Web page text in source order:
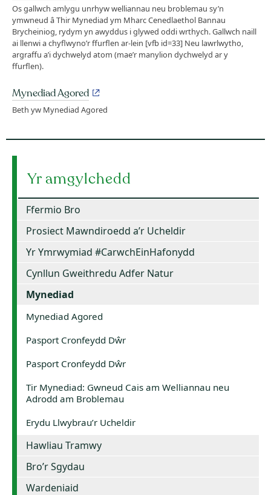
Os gallwch amlygu unrhyw welliannau neu broblemau sy’n
ymwneud â Thir Mynediad ym Mharc Cenedlaethol Bannau
Brycheiniog, rydym yn awyddus i glywed oddi wrthych. Gallwch naill
ai llenwi a chyflwyno’r ffurflen ar-lein [vfb id=33] Neu lawrlwytho,
argraffu a’i dychwelyd atom (mae’r manylion dychwelyd ar y
ffurflen).
Mynediad Agored
Beth yw Mynediad Agored
Yr amgylchedd
Ffermio Bro
Prosiect Mawndiroedd a’r Ucheldir
Yr Ymrwymiad #CarwchEinHafonydd
Cynllun Gweithredu Adfer Natur
Mynediad
Mynediad Agored
Pasport Cronfeydd Dŵr
Pasport Cronfeydd Dŵr
Tir Mynediad: Gwneud Cais am Welliannau neu
Adrodd am Broblemau
Erydu Llwybrau’r Ucheldir
Hawliau Tramwy
Bro’r Sgydau
Wardeniaid